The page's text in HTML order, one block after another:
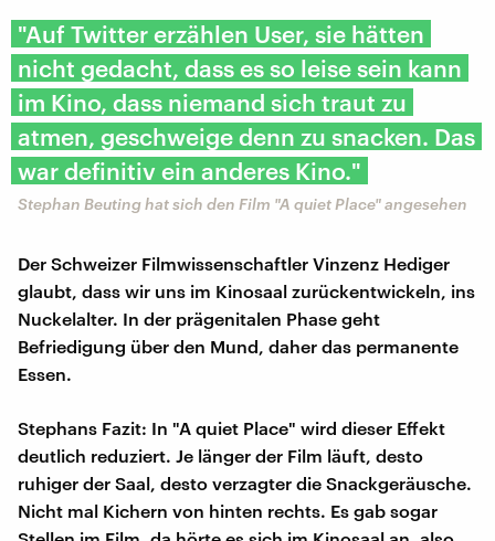
"Auf Twitter erzählen User, sie hätten
nicht gedacht, dass es so leise sein kann
im Kino, dass niemand sich traut zu
atmen, geschweige denn zu snacken. Das
war definitiv ein anderes Kino."
Stephan Beuting hat sich den Film "A quiet Place" angesehen
Der Schweizer Filmwissenschaftler Vinzenz Hediger
glaubt, dass wir uns im Kinosaal zurückentwickeln, ins
Nuckelalter. In der prägenitalen Phase geht
Befriedigung über den Mund, daher das permanente
Essen.
Stephans Fazit: In "A quiet Place" wird dieser Effekt
deutlich reduziert. Je länger der Film läuft, desto
ruhiger der Saal, desto verzagter die Snackgeräusche.
Nicht mal Kichern von hinten rechts. Es gab sogar